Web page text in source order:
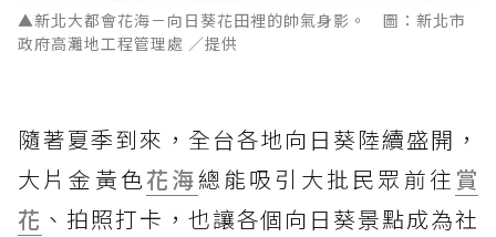
▲新北大都會花海－向日葵花田裡的帥氣身影。 圖：新北市
政府高灘地工程管理處 ／提供
隨著夏季到來，全台各地向日葵陸續盛開，
大片金黃色花海總能吸引大批民眾前往 賞
花 、拍照打卡，也讓各個向日葵景點成為社